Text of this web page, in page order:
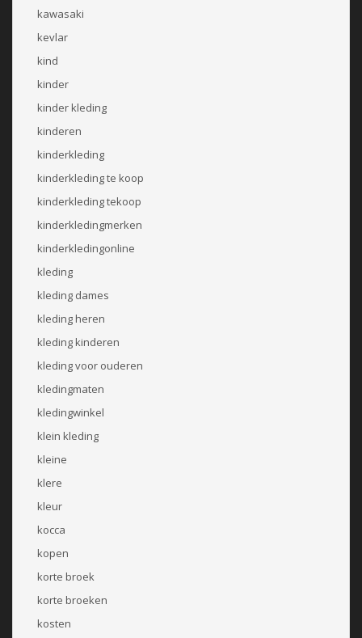
kawasaki
kevlar
kind
kinder
kinder kleding
kinderen
kinderkleding
kinderkleding te koop
kinderkleding tekoop
kinderkledingmerken
kinderkledingonline
kleding
kleding dames
kleding heren
kleding kinderen
kleding voor ouderen
kledingmaten
kledingwinkel
klein kleding
kleine
klere
kleur
kocca
kopen
korte broek
korte broeken
kosten